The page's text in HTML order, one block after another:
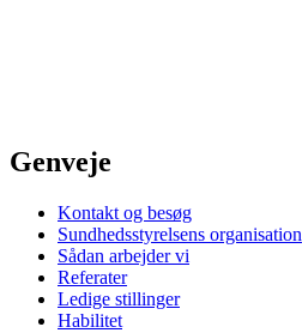
Genveje
Kontakt og besøg
Sundhedsstyrelsens organisation
Sådan arbejder vi
Referater
Ledige stillinger
Habilitet